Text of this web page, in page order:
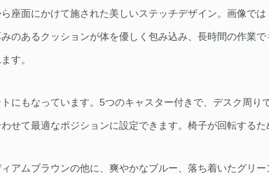
座面にかけて施された美しいステッチデザイン。画像で
のあるクッションが体を優しく包み込み、長時間の作業
す。
にもなっています。5つのキャスター付きで、デスク周り
せて最適なポジションに設定できます。椅子が回転する
アムブラウンの他に、爽やかなブルー、落ち着いたグリ